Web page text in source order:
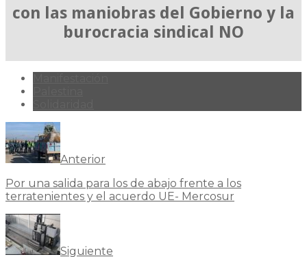
con las maniobras del Gobierno y la
burocracia sindical NO
Anterior
Por una salida para los de abajo frente a los
terratenientes y el acuerdo UE- Mercosur
Siguiente